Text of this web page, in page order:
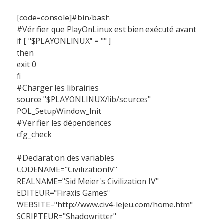
[code=console]#bin/bash
#Vérifier que PlayOnLinux est bien exécuté avant
if [ "$PLAYONLINUX" = "" ]
then
exit 0
fi
#Charger les librairies
source "$PLAYONLINUX/lib/sources"
POL_SetupWindow_Init
#Verifier les dépendences
cfg_check
#Declaration des variables
CODENAME="CivilizationIV"
REALNAME="Sid Meier's Civilization IV"
EDITEUR="Firaxis Games"
WEBSITE="http://www.civ4-lejeu.com/home.htm"
SCRIPTEUR="Shadowritter"